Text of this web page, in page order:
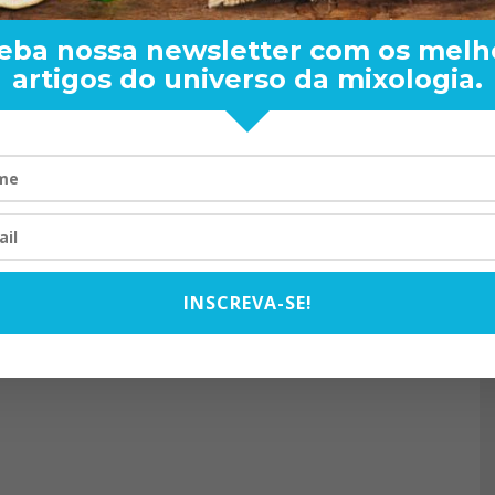
RAND BARTENDER: DE
VISTA PARA O MUNDO
nossa newsletter com os
artigos do universo da mixologia.
INSCREVA-SE!